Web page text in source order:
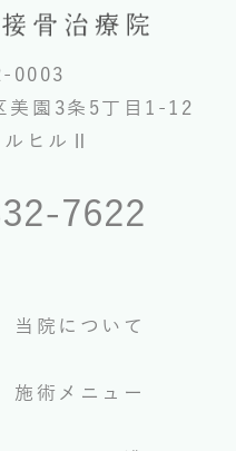
0003
美園3条5丁目1-12
ルヒルⅡ
7622
当院について
施術メニュー